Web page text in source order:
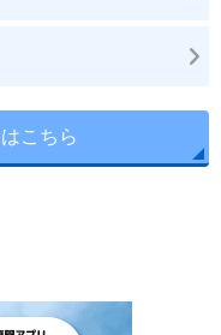
こちら